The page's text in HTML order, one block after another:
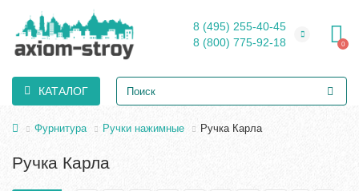
8 (495) 255-40-45
8 (800) 775-92-18
0
КАТАЛОГ
Фурнитура Ручки нажимные Ручка Карла
Ручка Карла